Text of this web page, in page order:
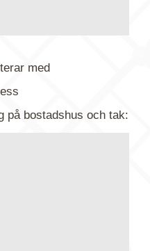
ber vi dig titta på
Skicka sedan
utan
med
på bostadshus och tak: